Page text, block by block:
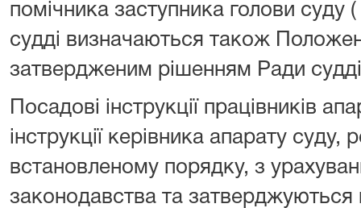
помічника заступника голови суду
судді визначаються також
затвердженим рішенням Ради
Посадові інструкції працівників
інструкції керівника апарату
встановленому порядку, з
законодавства та затверджуються